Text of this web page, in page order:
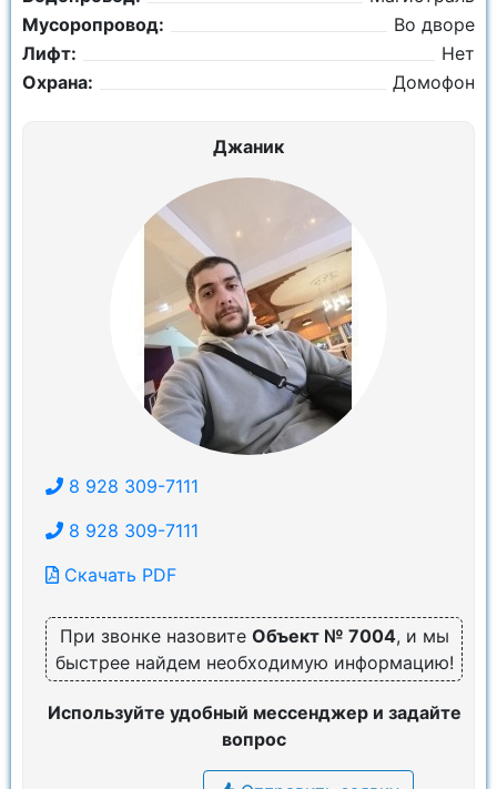
Мусоропровод:
Во дворе
Лифт:
Нет
Охрана:
Домофон
Джаник
8 928 309-7111
8 928 309-7111
Скачать PDF
При звонке назовите Объект № 7004, и мы
быстрее найдем необходимую информацию!
Используйте удобный мессенджер и задайте
вопрос